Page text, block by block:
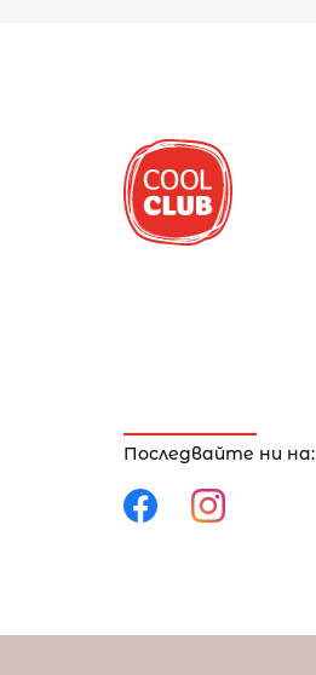
Последвайте ни на: